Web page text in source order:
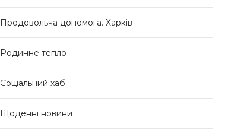
Продовольча допомога. Харків
Родинне тепло
Соціальний хаб
Щоденні новини